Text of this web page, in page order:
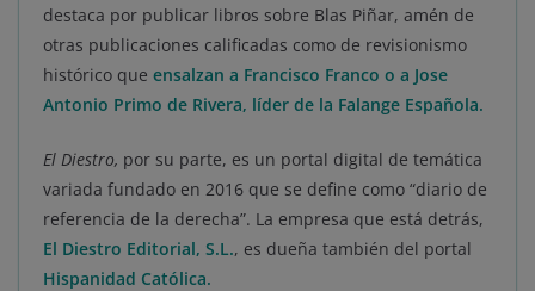
destaca por publicar libros sobre Blas Piñar, amén de
otras publicaciones calificadas como de revisionismo
histórico que ensalzan a Francisco Franco o a Jose
Antonio Primo de Rivera, líder de la Falange Española.
El Diestro, por su parte, es un portal digital de temática
variada fundado en 2016 que se define como “diario de
referencia de la derecha”. La empresa que está detrás,
El Diestro Editorial, S.L., es dueña también del portal
Hispanidad Católica.